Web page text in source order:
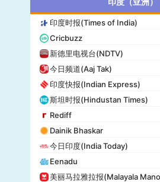
Origo
爱尔兰时报(Irish Times)
独立报(Independent)
MTV Uutiset
24.hu
晚邮报(Aftenposten)
DirBg
阿罗(Alo!)
政治报(Politiken)
24 Chasa
Fakti
印度时报(Times of India)
Cricbuzz
新德里电视台(NDTV)
今日频道(Aaj Tak)
印度快报(Indian Express)
斯坦时报(Hindustan Times)
Rediff
Dainik Bhaskar
今日印度(India Today)
Eenadu
美丽马拉雅拉报(Malayala